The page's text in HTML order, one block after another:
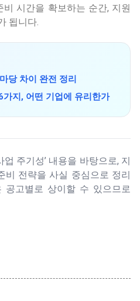
시간을 확보하는 순간, 지원
됩니다.
당 차이 완전 정리
지, 어떤 기업에 유리한가
주기성’ 내용을 바탕으로, 지
비 전략을 사실 중심으로 정리
공고별로 상이할 수 있으므로